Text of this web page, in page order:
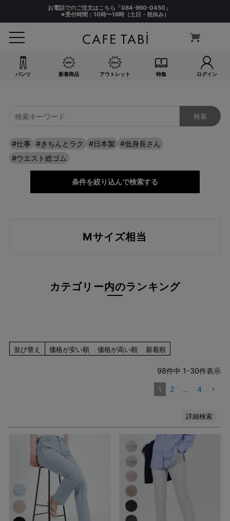
お電話でのご注文はこちら「084-960-0450 」
※受付時間：10時〜16時（土日・祝休み）
パンツ 新着商品 アウトレット 特集 ログイン
#仕事 #きちんとラク #日本製
#低身長さん
#ウエスト総ゴム
条件を絞り込んで検索する
Mサイズ相当
カテゴリー内のランキング
並び替え 価格が安い順 価格が高い順 新着順
98件中 1-30件表示
1 2 … 4
詳細検索
カラー
指定なし
ブラック系
オレンジ系
その他（柄）
在庫なし商品